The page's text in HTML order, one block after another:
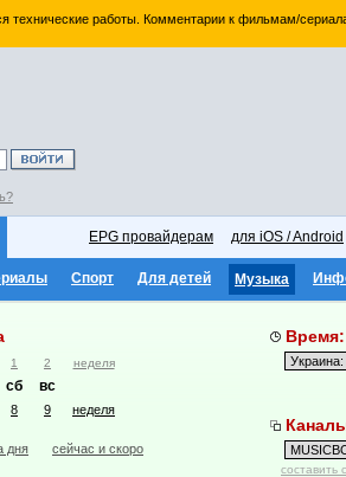
технические работы. Комментарии к фильмам/
EPG провайдерам для iOS / Android
Спорт Для детей Музыка
1 2 неделя
сб вс
8 9 неделя
дня сейчас и скоро
составить